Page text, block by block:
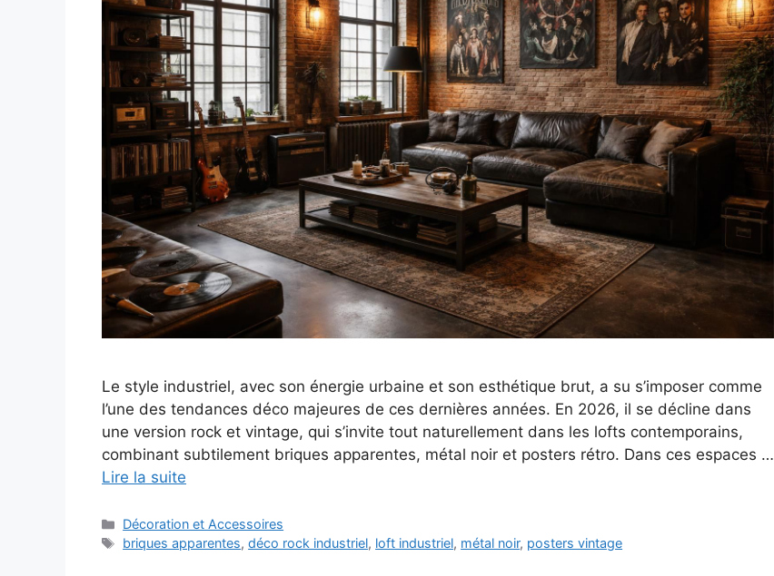
Le style industriel, avec son énergie urbaine et son esthétique brut, a su s’imposer comme
l’une des tendances déco majeures de ces dernières années. En 2026, il se décline dans
une version rock et vintage, qui s’invite tout naturellement dans les lofts contemporains,
combinant subtilement briques apparentes, métal noir et posters rétro. Dans ces espaces …
Lire la suite
Catégories
Décoration et Accessoires
Étiquettes
briques apparentes,déco rock industriel, loft industriel, métal noir, posters vintage